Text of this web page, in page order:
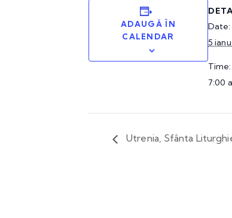
ADAUGĂ ÎN
CALENDAR
Date:
5
Time:
7:00
Utrenia, Sfânta